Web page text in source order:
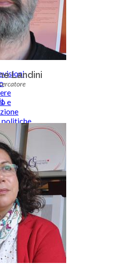
e
politiche
politiche
Landini